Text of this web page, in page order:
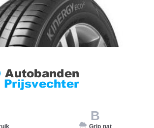
B
Grip nat